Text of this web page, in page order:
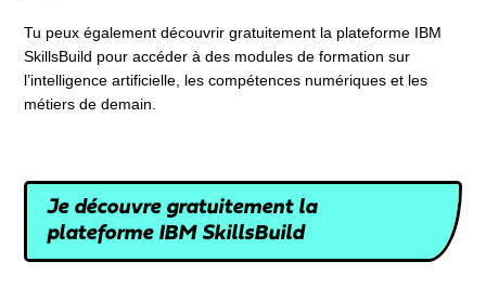
Tu peux également découvrir gratuitement la plateforme IBM
SkillsBuild pour accéder à des modules de formation sur
l’intelligence artificielle, les compétences numériques et les
métiers de demain.
Je découvre gratuitement la
plateforme IBM SkillsBuild